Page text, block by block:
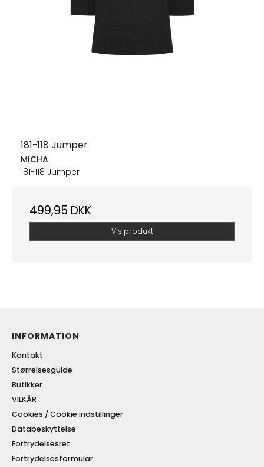
181-118 Jumper
MICHA
181-118 Jumper
499,95 DKK
Vis produkt
INFORMATION
Kontakt
Størrelsesguide
Butikker
VILKÅR
Cookies / Cookie indstillinger
Databeskyttelse
Fortrydelsesret
Fortrydelsesformular